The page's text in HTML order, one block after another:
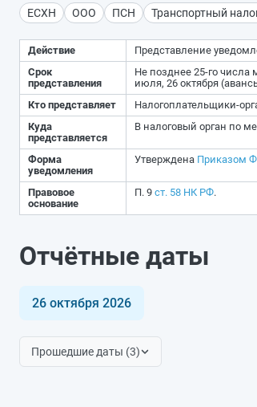
ЕСХН ООО ПСН Транспортный
Действие
Представление
Срок
представления
Не позднее 25-го числа
июля, 26 октября
Кто представляет
Налогоплательщики-
Куда
представляется
В налоговый орган по
Форма
уведомления
Утверждена Приказом
Правовое
основание
П. 9 ст. 58 НК РФ.
Отчётные даты
26 октября 2026
Прошедшие даты (3)